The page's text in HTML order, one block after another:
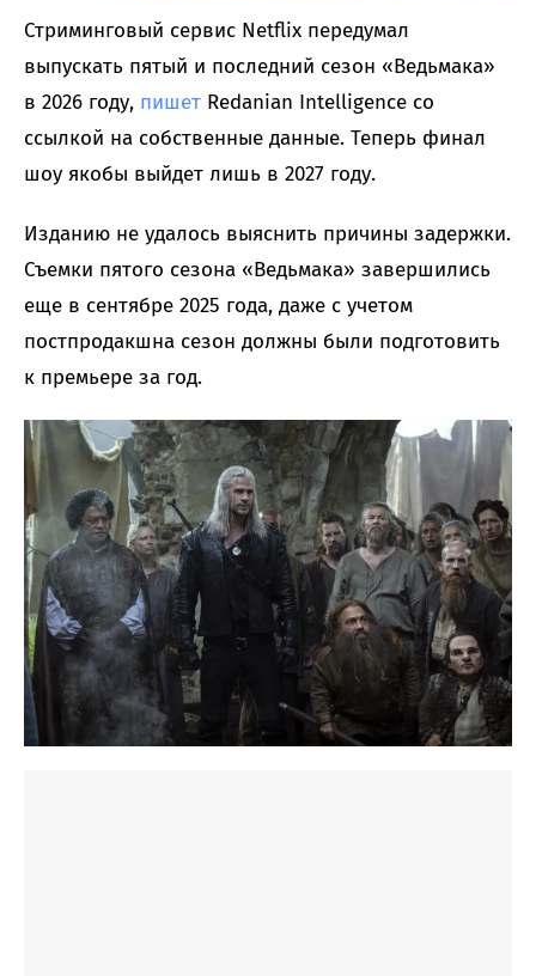
Стриминговый сервис Netflix передумал
выпускать пятый и последний сезон «Ведьмака»
в 2026 году, пишет Redanian Intelligence со
ссылкой на собственные данные. Теперь финал
шоу якобы выйдет лишь в 2027 году.
Изданию не удалось выяснить причины задержки.
Съемки пятого сезона «Ведьмака» завершились
еще в сентябре 2025 года, даже с учетом
постпродакшна сезон должны были подготовить
к премьере за год.